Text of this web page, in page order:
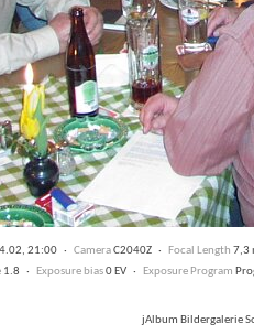
21:00 · CameraC2040Z · Focal Length 7,3
1.8 · Exposure bias0 EV · Exposure Program
jAlbum Bildergalerie